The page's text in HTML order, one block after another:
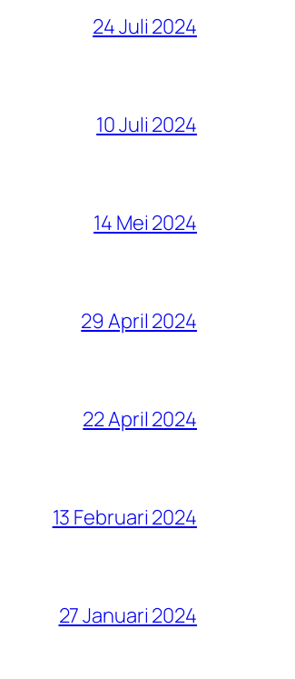
24 Juli 2024
10 Juli 2024
14 Mei 2024
29 April 2024
22 April 2024
13 Februari 2024
27 Januari 2024